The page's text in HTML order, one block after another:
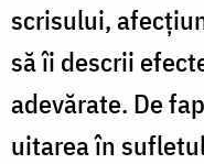
scrisului,
să îi descrii
adevărate. De
uitarea în